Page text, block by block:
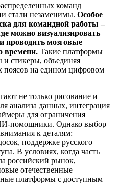
команд
стали незаменимы. Особое
для командной работы –
можно визуализировать
проводить мозговые
времени. Такие платформы
стикеры, объединяя
поясов на едином цифровом
не только рисование и
анализа данных, интеграция
для ограничения
помощники. Однако выбор
к деталям:
поддержке русского
В условиях, когда часть
российский рынок,
отечественные
платформы с доступным